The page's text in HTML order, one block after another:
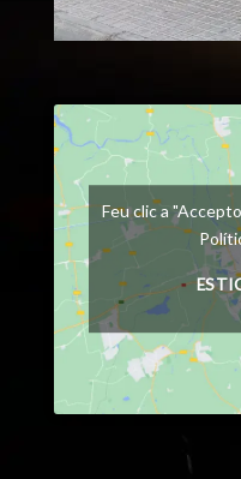
Feu clic a